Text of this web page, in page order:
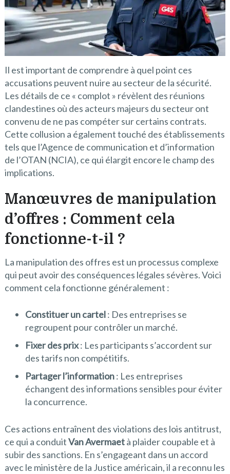
Il est important de comprendre à quel point ces
accusations peuvent nuire au secteur de la sécurité.
Les détails de ce « complot » révèlent des réunions
clandestines où des acteurs majeurs du secteur ont
convenu de ne pas compéter sur certains contrats.
Cette collusion a également touché des établissements
tels que l’Agence de communication et d’information
de l’OTAN (NCIA), ce qui élargit encore le champ des
implications.
Manœuvres de manipulation
d’offres : Comment cela
fonctionne-t-il ?
La manipulation des offres est un processus complexe
qui peut avoir des conséquences légales sévères. Voici
comment cela fonctionne généralement :
Constituer un cartel: Des entreprises se
regroupent pour contrôler un marché.
Fixer des prix: Les participants s’accordent sur
des tarifs non compétitifs.
Partager l’information: Les entreprises
échangent des informations sensibles pour éviter
la concurrence.
Ces actions entraînent des violations des lois antitrust,
ce qui a conduitVan Avermaetà plaider coupable et à
subir des sanctions. En s’engageant dans un accord
avec le ministère de la Justice américain, il a reconnu les